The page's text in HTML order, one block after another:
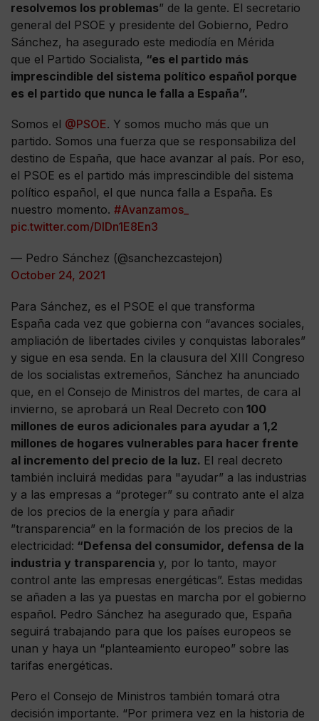
resolvemos los problemas” de la gente. El secretario
general del PSOE y presidente del Gobierno, Pedro
Sánchez, ha asegurado este mediodía en Mérida
que el Partido Socialista, “es el partido más
imprescindible del sistema político español porque
es el partido que nunca le falla a España”.
Somos el @PSOE. Y somos mucho más que un
partido. Somos una fuerza que se responsabiliza del
destino de España, que hace avanzar al país. Por eso,
el PSOE es el partido más imprescindible del sistema
político español, el que nunca falla a España. Es
nuestro momento. #Avanzamos_
pic.twitter.com/DIDn1E8En3
— Pedro Sánchez (@sanchezcastejon)
October 24, 2021
Para Sánchez, es el PSOE el que transforma
España cada vez que gobierna con “avances sociales,
ampliación de libertades civiles y conquistas laborales”
y sigue en esa senda. En la clausura del XIII Congreso
de los socialistas extremeños, Sánchez ha anunciado
que, en el Consejo de Ministros del martes, de cara al
invierno, se aprobará un Real Decreto con 100
millones de euros adicionales para ayudar a 1,2
millones de hogares vulnerables para hacer frente
al incremento del precio de la luz. El real decreto
también incluirá medidas para "ayudar” a las industrias
y a las empresas a “proteger” su contrato ante el alza
de los precios de la energía y para añadir
”transparencia” en la formación de los precios de la
electricidad: “Defensa del consumidor, defensa de la
industria y transparencia y, por lo tanto, mayor
control ante las empresas energéticas”. Estas medidas
se añaden a las ya puestas en marcha por el gobierno
español. Pedro Sánchez ha asegurado que, España
seguirá trabajando para que los países europeos se
unan y haya un “planteamiento europeo” sobre las
tarifas energéticas.
Pero el Consejo de Ministros también tomará otra
decisión importante. “Por primera vez en la historia de